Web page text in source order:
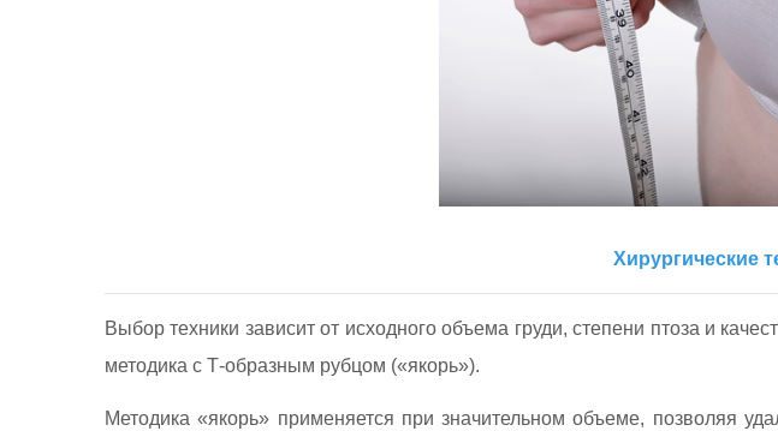
Хирургические
Выбор техники зависит от исходного объема груди, степени птоза и
методика с Т-образным рубцом («якорь»).
Методика «якорь» применяется при значительном объеме, позволяя